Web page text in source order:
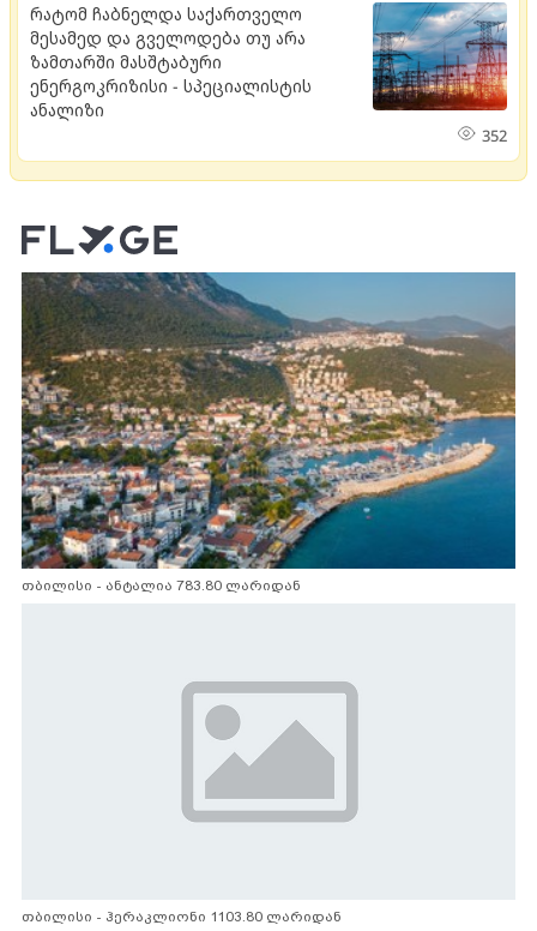
რატომ ჩაბნელდა საქართველო
მესამედ და გველოდება თუ არა
ზამთარში მასშტაბური
ენერგოკრიზისი - სპეციალისტის
ანალიზი
352
თბილისი - ანტალია 783.80 ლარიდან
თბილისი - ჰერაკლიონი 1103.80 ლარიდან